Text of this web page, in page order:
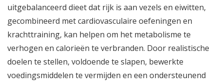
uitgebalanceerd dieet dat rijk is aan vezels en eiwitten,
gecombineerd met cardiovasculaire oefeningen en
krachttraining, kan helpen om het metabolisme te
verhogen en calorieën te verbranden. Door realistische
doelen te stellen, voldoende te slapen, bewerkte
voedingsmiddelen te vermijden en een ondersteunend